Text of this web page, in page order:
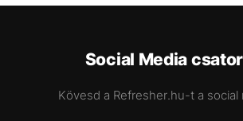
Social Media
Kövesd a Refresher.hu-t a social